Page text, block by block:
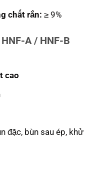
chất rắn: ≥ 9%
A / HNF-B
cao
đặc, bùn sau ép, khử